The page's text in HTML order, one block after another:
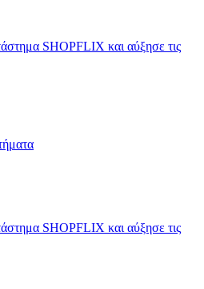
SHOPFLIX και αύξησε τις
SHOPFLIX και αύξησε τις